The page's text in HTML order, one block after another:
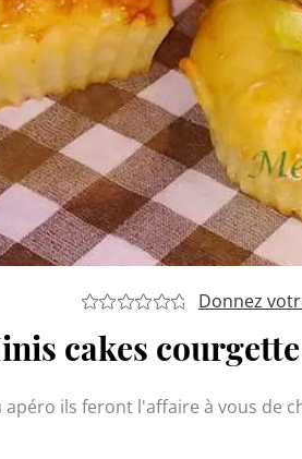
Donnez
cakes
apéro ils feront l'affaire à vous de